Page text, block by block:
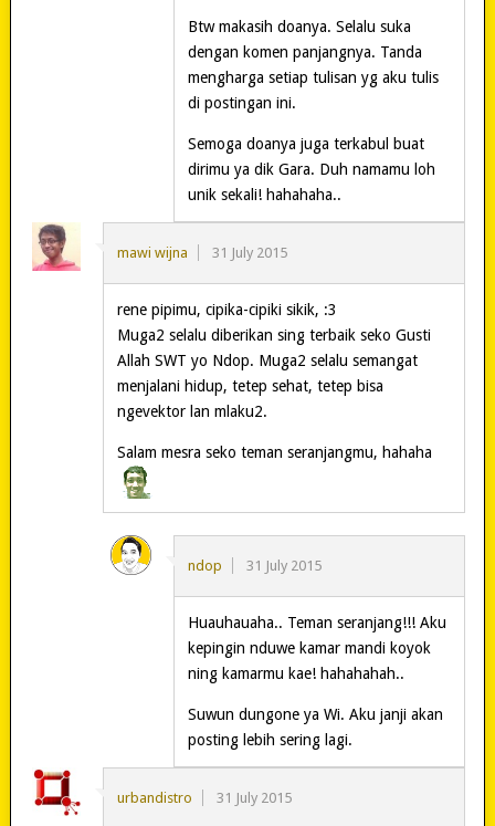
Btw makasih doanya. Selalu suka
dengan komen panjangnya. Tanda
mengharga setiap tulisan yg aku tulis
di postingan ini.
Semoga doanya juga terkabul buat
dirimu ya dik Gara. Duh namamu loh
unik sekali! hahahaha..
mawi wijna 31 July 2015
rene pipimu, cipika-cipiki sikik, :3
Muga2 selalu diberikan sing terbaik seko Gusti
Allah SWT yo Ndop. Muga2 selalu semangat
menjalani hidup, tetep sehat, tetep bisa
ngevektor lan mlaku2.
Salam mesra seko teman seranjangmu, hahaha
ndop 31 July 2015
Huauhauaha.. Teman seranjang!!! Aku
kepingin nduwe kamar mandi koyok
ning kamarmu kae! hahahahah..
Suwun dungone ya Wi. Aku janji akan
posting lebih sering lagi.
urbandistro 31 July 2015